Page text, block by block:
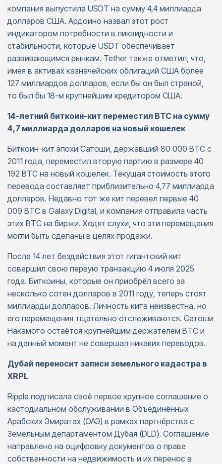
компания выпустила USDT на сумму 4,4 миллиарда
долларов США. Ардоино назвал этот рост
индикатором потребности в ликвидности и
стабильности, которые USDT обеспечивает
развивающимся рынкам. Tether также отметил, что,
имея в активах казначейских облигаций США более
127 миллиардов долларов, если бы он был страной,
то был бы 18-м крупнейшим кредитором США.
14-летний биткоин-кит переместил BTC на сумму
4,7 миллиарда долларов на новый кошелек
Биткоин-кит эпохи Сатоши, державший 80 000 BTC с
2011 года, переместил вторую партию в размере 40
192 BTC на новый кошелек. Текущая стоимость этого
перевода составляет приблизительно 4,77 миллиарда
долларов. Недавно тот же кит перевел первые 40
009 BTC в Galaxy Digital, и компания отправила часть
этих BTC на биржи. Ходят слухи, что эти перемещения
могли быть сделаны в целях продажи.
После 14 лет бездействия этот гигантский кит
совершил свою первую транзакцию 4 июля 2025
года. Биткоины, которые он приобрёл всего за
несколько сотен долларов в 2011 году, теперь стоят
миллиарды долларов. Личность кита неизвестна, но
его перемещения тщательно отслеживаются. Сатоши
Накамото остаётся крупнейшим держателем BTC и
на данный момент не совершал никаких переводов.
Дубай переносит записи земельного кадастра в
XRPL
Ripple подписала своё первое крупное соглашение о
кастодиальном обслуживании в Объединённых
Арабских Эмиратах (ОАЭ) в рамках партнёрства с
Земельным департаментом Дубая (DLD). Соглашение
направлено на оцифровку документов о праве
собственности на недвижимость и их перенос в